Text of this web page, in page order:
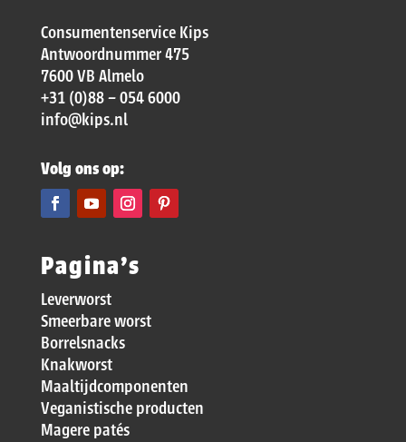
Consumentenservice Kips
Antwoordnummer 475
7600 VB Almelo
+31 (0)88 – 054 6000
info@kips.nl
Volg ons op:
Pagina’s
Leverworst
Smeerbare worst
Borrelsnacks
Knakworst
Maaltijdcomponenten
Veganistische producten
Magere patés